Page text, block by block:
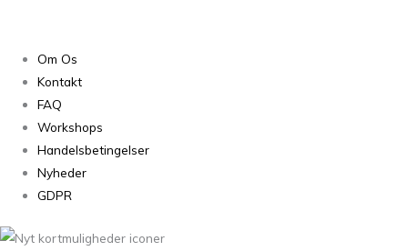
Om Os
Kontakt
FAQ
Workshops
Handelsbetingelser
Nyheder
GDPR